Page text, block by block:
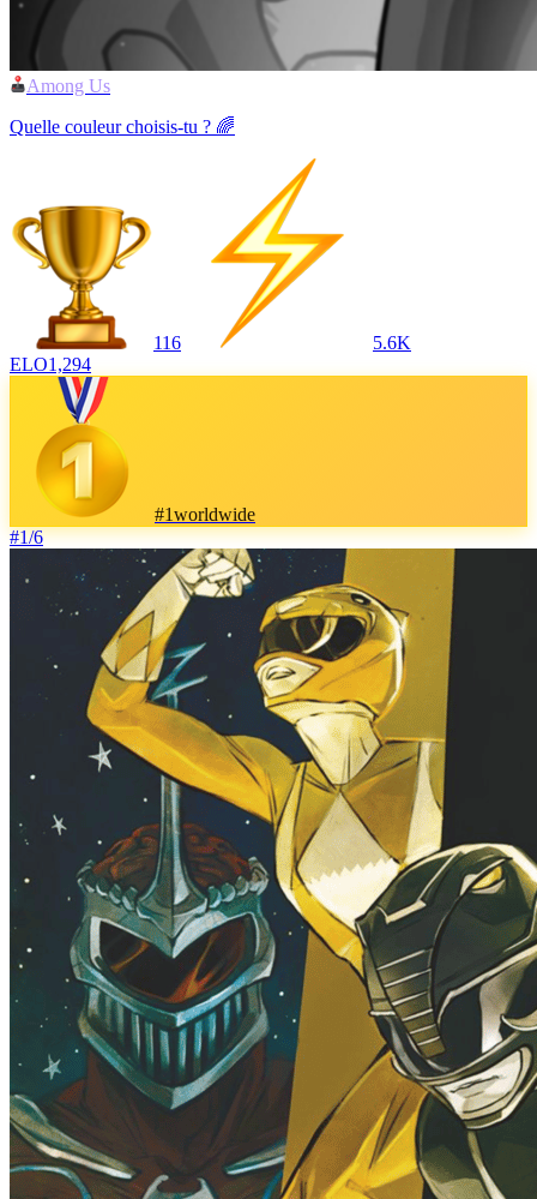
Among Us
Quelle couleur choisis-tu ? 🌈
116
5.6K
ELO1,294
#1worldwide
#1/6